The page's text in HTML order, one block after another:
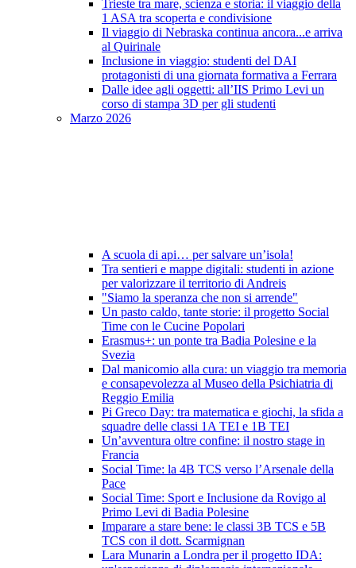
Trieste tra mare, scienza e storia: il viaggio della
1 ASA tra scoperta e condivisione
Il viaggio di Nebraska continua ancora...e arriva
al Quirinale
Inclusione in viaggio: studenti del DAI
protagonisti di una giornata formativa a Ferrara
Dalle idee agli oggetti: all’IIS Primo Levi un
corso di stampa 3D per gli studenti
Marzo 2026
A scuola di api… per salvare un’isola!
Tra sentieri e mappe digitali: studenti in azione
per valorizzare il territorio di Andreis
"Siamo la speranza che non si arrende"
Un pasto caldo, tante storie: il progetto Social
Time con le Cucine Popolari
Erasmus+: un ponte tra Badia Polesine e la
Svezia
Dal manicomio alla cura: un viaggio tra memoria
e consapevolezza al Museo della Psichiatria di
Reggio Emilia
Pi Greco Day: tra matematica e giochi, la sfida a
squadre delle classi 1A TEI e 1B TEI
Un’avventura oltre confine: il nostro stage in
Francia
Social Time: la 4B TCS verso l’Arsenale della
Pace
Social Time: Sport e Inclusione da Rovigo al
Primo Levi di Badia Polesine
Imparare a stare bene: le classi 3B TCS e 5B
TCS con il dott. Scarmignan
Lara Munarin a Londra per il progetto IDA: